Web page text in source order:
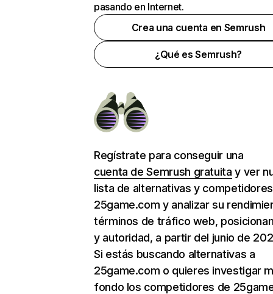
pasando en Internet.
Crea una cuenta en Semrush
¿Qué es Semrush?
Regístrate para conseguir una
cuenta de Semrush gratuita y ver
lista de alternativas y
25game.com y analizar su
términos de tráfico web,
y autoridad, a partir del junio de
Si estás buscando alternativas a
25game.com o quieres investigar
fondo los competidores de